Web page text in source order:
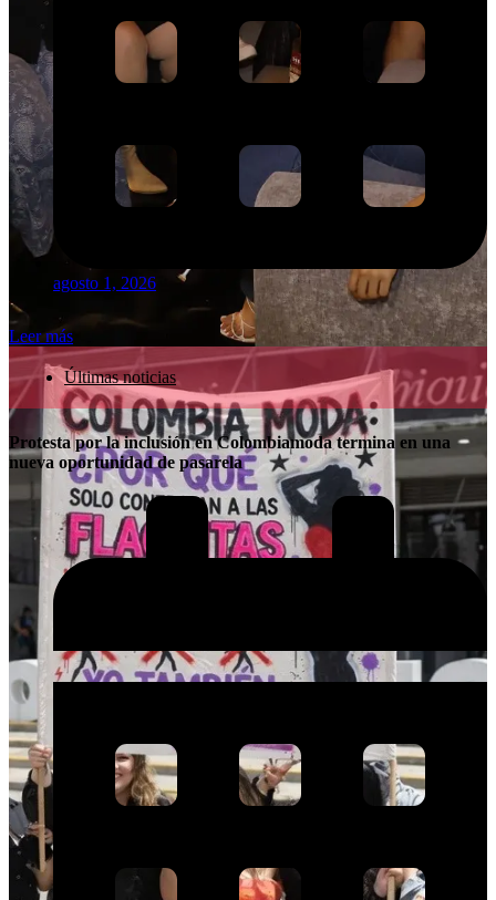
agosto 1, 2026
Leer más
Últimas noticias
Protesta por la inclusión en Colombiamoda termina en una
nueva oportunidad de pasarela